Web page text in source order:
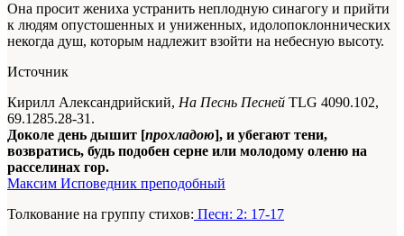
Она просит жениха устранить неплодную синагогу и прийти
к людям опустошенных и униженных, идолопоклоннических
некогда душ, которым надлежит взойти на небесную высоту.
Источник
Кирилл Александрийский, На Песнь Песней TLG 4090.102,
69.1285.28-31.
Доколе день дышит [прохладою], и убегают тени,
возвратись, будь подобен серне или молодому оленю на
расселинах гор.
Максим Исповедник преподобный
Толкование на группу стихов: Песн: 2: 17-17